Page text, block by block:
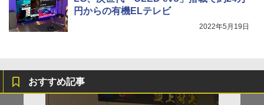
円からの有機ELテレビ
2022年5月19日
おすすめ記事